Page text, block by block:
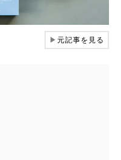
▶元記事を見る